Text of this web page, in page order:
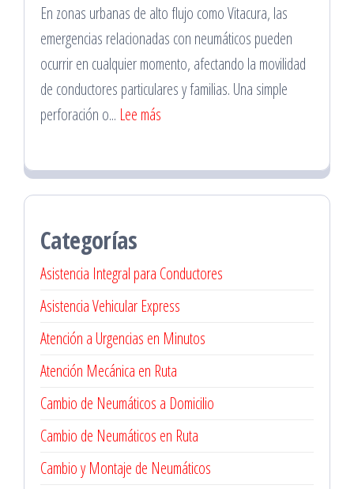
en
La
Florida
para
En zonas urbanas de alto flujo como Vitacura, las
emergencias relacionadas con neumáticos pueden
ocurrir en cualquier momento, afectando la movilidad
de conductores particulares y familias. Una simple
perforación o... Lee más
Vulca
Vitacura
Categorías
Asistencia Integral para Conductores
Asistencia Vehicular Express
Atención a Urgencias en Minutos
Atención Mecánica en Ruta
Cambio de Neumáticos a Domicilio
Cambio de Neumáticos en Ruta
Cambio y Montaje de Neumáticos